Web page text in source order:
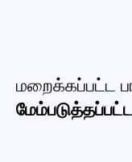
மறைக்கப்பட்ட